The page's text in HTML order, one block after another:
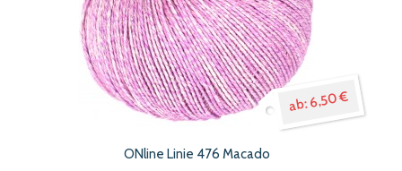
6,50 €
ONline Linie 476 Macado